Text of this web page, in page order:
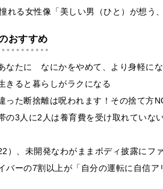
れる女性像「美しい男（ひと）が想う
おすすめ
なたに なにかをやめて、より身軽に
きると暮らしがラクになる
った断捨離は呪われます！その捨て方
の3⼈に2⼈は養育費を受け取れていな
）、未開発なわがままボディ披露にフ
バーの7割以上が「自分の運転に自信